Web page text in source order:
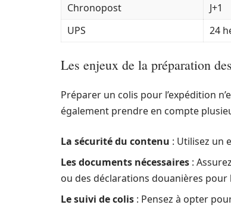
Chronopost
J+1
UPS
24
Les enjeux de la préparation
Préparer un colis pour l’expédition
également prendre en compte
La sécurité du contenu : Utilisez un
Les documents nécessaires :
ou des déclarations douanières
Le suivi de colis : Pensez à opter